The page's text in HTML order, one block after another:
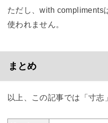
ただし、with compliments
使われません。
まとめ
以上、この記事では「寸志